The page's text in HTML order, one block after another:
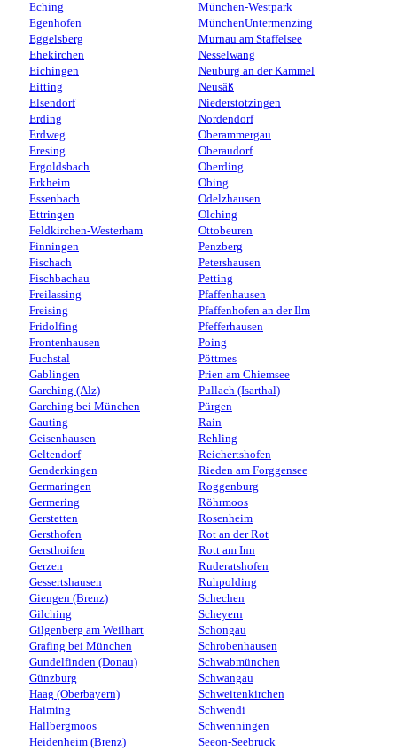
Eching
Egenhofen
Eggelsberg
Ehekirchen
Eichingen
Eitting
Elsendorf
Erding
Erdweg
Eresing
Ergoldsbach
Erkheim
Essenbach
Ettringen
Feldkirchen-Westerham
Finningen
Fischach
Fischbachau
Freilassing
Freising
Fridolfing
Frontenhausen
Fuchstal
Gablingen
Garching (Alz)
Garching bei München
Gauting
Geisenhausen
Geltendorf
Genderkingen
Germaringen
Germering
Gerstetten
Gersthofen
Gersthoifen
Gerzen
Gessertshausen
Giengen (Brenz)
Gilching
Gilgenberg am Weilhart
Grafing bei München
Gundelfinden (Donau)
Günzburg
Haag (Oberbayern)
Haiming
Hallbergmoos
Heidenheim (Brenz)
München-Westpark
MünchenUntermenzing
Murnau am Staffelsee
Nesselwang
Neuburg an der Kammel
Neusäß
Niederstotzingen
Nordendorf
Oberammergau
Oberaudorf
Oberding
Obing
Odelzhausen
Olching
Ottobeuren
Penzberg
Petershausen
Petting
Pfaffenhausen
Pfaffenhofen an der Ilm
Pfefferhausen
Poing
Pöttmes
Prien am Chiemsee
Pullach (Isarthal)
Pürgen
Rain
Rehling
Reichertshofen
Rieden am Forggensee
Roggenburg
Röhrmoos
Rosenheim
Rot an der Rot
Rott am Inn
Ruderatshofen
Ruhpolding
Schechen
Scheyern
Schongau
Schrobenhausen
Schwabmünchen
Schwangau
Schweitenkirchen
Schwendi
Schwenningen
Seeon-Seebruck